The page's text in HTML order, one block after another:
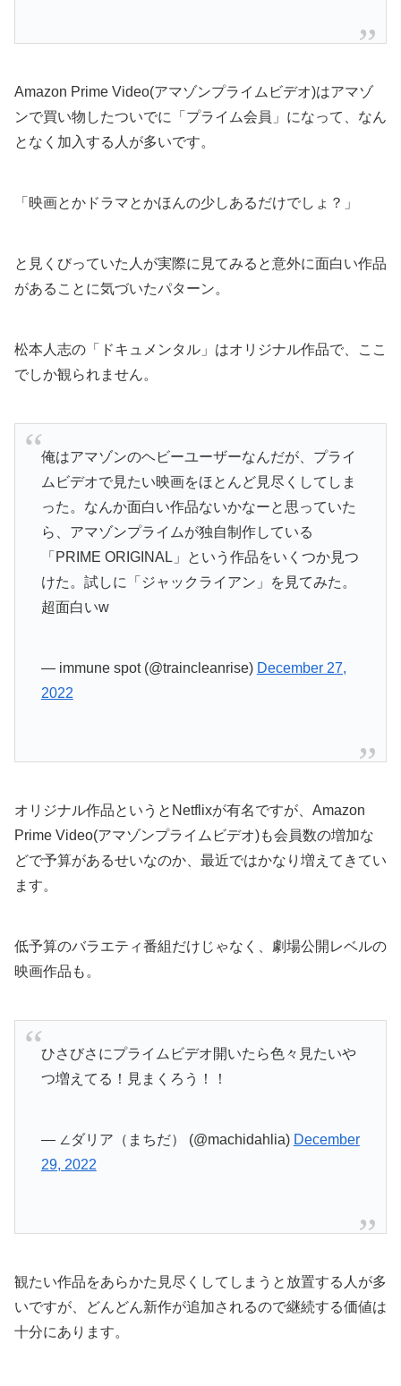
Amazon Prime Video(アマゾンプライムビデオ)はアマゾ
ンで買い物したついでに「プライム会員」になって、なん
となく加入する人が多いです。
「映画とかドラマとかほんの少しあるだけでしょ？」
と見くびっていた人が実際に見てみると意外に面白い作品
があることに気づいたパターン。
松本人志の「ドキュメンタル」はオリジナル作品で、ここ
でしか観られません。
俺はアマゾンのヘビーユーザーなんだが、プライ
ムビデオで見たい映画をほとんど見尽くしてしま
った。なんか面白い作品ないかなーと思っていた
ら、アマゾンプライムが独自制作している
「PRIME ORIGINAL」という作品をいくつか見つ
けた。試しに「ジャックライアン」を見てみた。
超面白いw
— immune spot (@traincleanrise) December 27,
2022
オリジナル作品というとNetflixが有名ですが、Amazon
Prime Video(アマゾンプライムビデオ)も会員数の増加な
どで予算があるせいなのか、最近ではかなり増えてきてい
ます。
低予算のバラエティ番組だけじゃなく、劇場公開レベルの
映画作品も。
ひさびさにプライムビデオ開いたら色々見たいや
つ増えてる！見まくろう！！
— ∠ダリア（まちだ） (@machidahlia) December
29, 2022
観たい作品をあらかた見尽くしてしまうと放置する人が多
いですが、どんどん新作が追加されるので継続する価値は
十分にあります。